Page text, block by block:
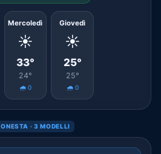
Mercoledì
☀️
33°
24°
🌧️ 0
Giovedì
☀️
25°
25°
🌧️ 0
ONESTA · 3 MODELLI